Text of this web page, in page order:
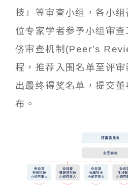
技」等审查小组，各小
位专家学者参予小组审查
侪审查机制(Peer’s
程，推荐入围名单至评
出最终得奖名单，提交
布。